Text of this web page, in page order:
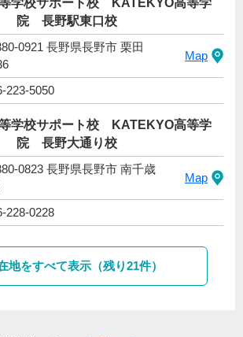
院 長野駅東口校
0921 長野県長野市 栗田
Map
223-5050
等学校サポート校 KATEKYO高等学
院 長野大通り校
0823 長野県長野市 南千歳
Map
228-0228
地をすべて表示（残り21件）